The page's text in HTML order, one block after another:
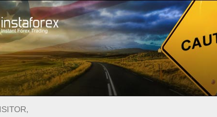
For Traders Forex Analytics
InstaForex TV
Forex calendar